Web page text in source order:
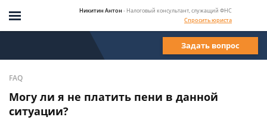
Никитин Антон - Налоговый консультант, служащий ФНС
Спросить юриста
Задать вопрос
FAQ
Могу ли я не платить пени в данной
ситуации?